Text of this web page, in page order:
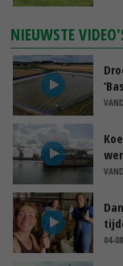
NIEUWSTE
04-